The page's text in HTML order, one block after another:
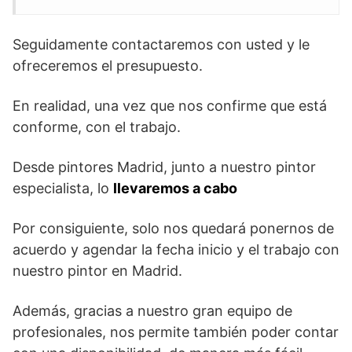
Seguidamente contactaremos con usted y le
ofreceremos el presupuesto.
En realidad, una vez que nos confirme que está
conforme, con el trabajo.
Desde pintores Madrid, junto a nuestro pintor
especialista, lo llevaremos a cabo
Por consiguiente, solo nos quedará ponernos de
acuerdo y agendar la fecha inicio y el trabajo con
nuestro pintor en Madrid.
Además, gracias a nuestro gran equipo de
profesionales, nos permite también poder contar